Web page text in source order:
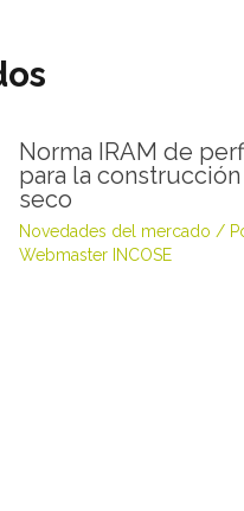
Norma IRAM de
para la construcción
seco
Novedades del mercado /
Webmaster INCOSE